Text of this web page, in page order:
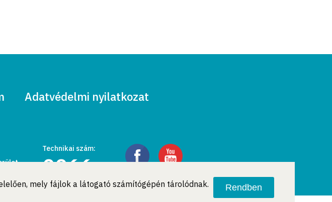
mely fájlok a látogató számítógépén tárolódnak. Rendben
Adatvédelmi nyilatkozat
Technikai szám:
0066